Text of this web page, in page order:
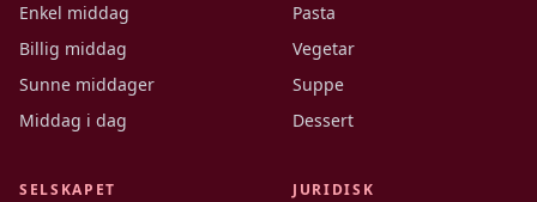
Enkel middag
Billig middag
Sunne middager
Middag i dag
Pasta
Vegetar
Suppe
Dessert
SELSKAPET JURIDISK